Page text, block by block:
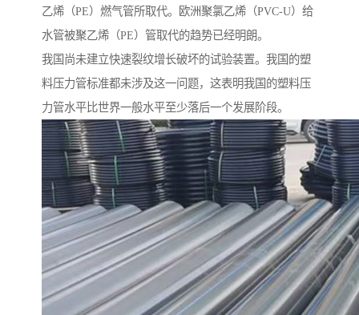
乙烯（PE）燃气管所取代。欧洲聚氯乙烯（PVC-U）给
水管被聚乙烯（PE）管取代的趋势已经明朗。
我国尚未建立快速裂纹增长破坏的试验装置。我国的塑
料压力管标准都未涉及这一问题，这表明我国的塑料压
力管水平比世界一般水平至少落后一个发展阶段。